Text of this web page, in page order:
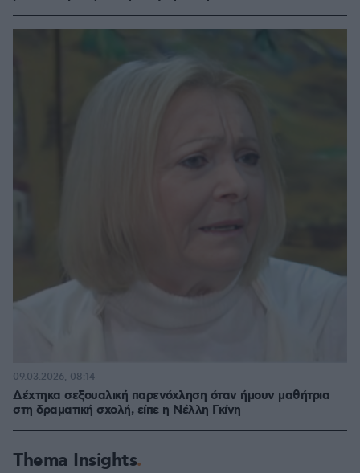
Δέχτηκα σεξουαλική παρενόχληση όταν ήμουν μαθήτρια
στη δραματική σχολή, είπε η Νέλλη Γκίνη
09.03.2026, 08:14
Thema Insights